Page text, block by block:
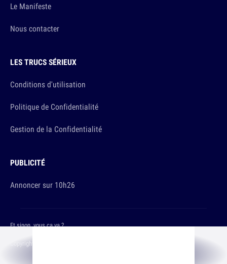
Le Manifeste
Nous contacter
LES TRUCS SÉRIEUX
Conditions d'utilisation
Politique de Confidentialité
Gestion de la Confidentialité
PUBLICITÉ
Annoncer sur 10h26
Copyright © 2026 The Original Publishing Studio
Et sinon, vous ça va ?